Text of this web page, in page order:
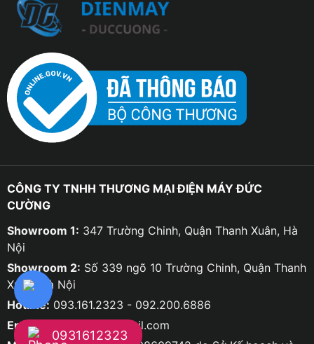
CÔNG TY TNHH THƯƠNG MẠI ĐIỆN MÁY ĐỨC
CƯỜNG
Showroom 1: 347 Trường Chinh, Quận Thanh Xuân, Hà
Nội
Showroom 2: Số 339 ngõ 10 Trường Chinh, Quận Thanh
Xuân, Hà Nội
Hotline: 093.161.2323 - 092.200.6886
Email:
ducco8668@gmail.com
0931612323